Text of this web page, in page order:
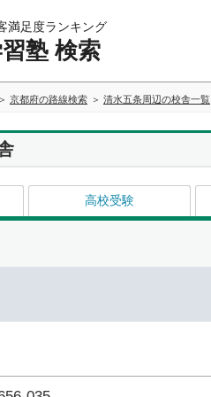
満足度ランキング
塾 検索
京都府の路線検索 清水五条周辺の校舎一覧
高校受験